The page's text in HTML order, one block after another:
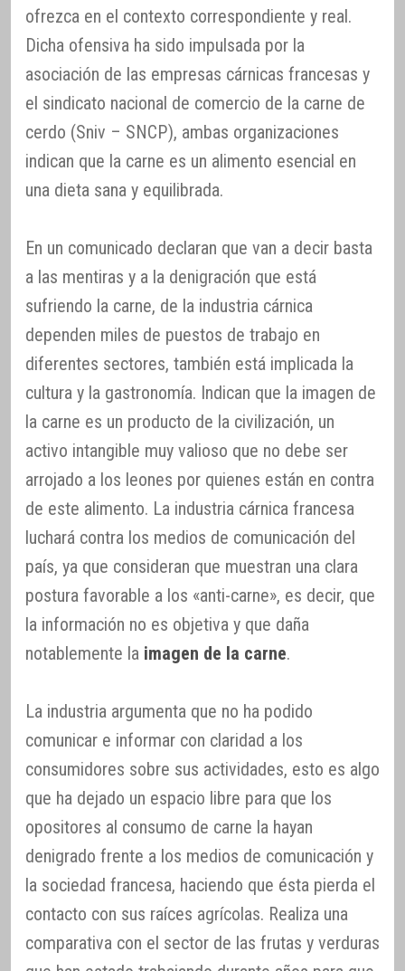
ofrezca en el contexto correspondiente y real.
Dicha ofensiva ha sido impulsada por la
asociación de las empresas cárnicas francesas y
el sindicato nacional de comercio de la carne de
cerdo (Sniv – SNCP), ambas organizaciones
indican que la carne es un alimento esencial en
una dieta sana y equilibrada.
En un comunicado declaran que van a decir basta
a las mentiras y a la denigración que está
sufriendo la carne, de la industria cárnica
dependen miles de puestos de trabajo en
diferentes sectores, también está implicada la
cultura y la gastronomía. Indican que la imagen de
la carne es un producto de la civilización, un
activo intangible muy valioso que no debe ser
arrojado a los leones por quienes están en contra
de este alimento. La industria cárnica francesa
luchará contra los medios de comunicación del
país, ya que consideran que muestran una clara
postura favorable a los «anti-carne», es decir, que
la información no es objetiva y que daña
notablemente la imagen de la carne.
La industria argumenta que no ha podido
comunicar e informar con claridad a los
consumidores sobre sus actividades, esto es algo
que ha dejado un espacio libre para que los
opositores al consumo de carne la hayan
denigrado frente a los medios de comunicación y
la sociedad francesa, haciendo que ésta pierda el
contacto con sus raíces agrícolas. Realiza una
comparativa con el sector de las frutas y verduras